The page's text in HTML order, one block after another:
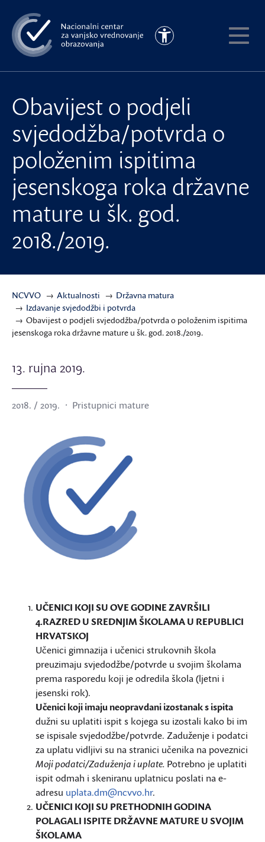
na
glavni
sadržaj
Pristupačnost
Obavijest o podjeli
svjedodžba/potvrda o
položenim ispitima
jesenskoga roka državne
mature u šk. god.
2018./2019.
NCVVO Aktualnosti
Državna matura
Izdavanje svjedodžbi i potvrda
Obavijest o podjeli svjedodžba/potvrda o položenim ispitima
jesenskoga roka državne mature u šk. god. 2018./2019.
13. rujna 2019.
2018. / 2019. Pristupnici mature
UČENICI KOJI SU OVE GODINE ZAVRŠILI
4.RAZRED U SREDNJIM ŠKOLAMA U REPUBLICI
HRVATSKOJ
Učenici gimnazija i učenici strukovnih škola
preuzimaju svjedodžbe/potvrde u svojim školama
prema rasporedu koji je odredila škola (ljetni i
jesenski rok).
Učenici koji imaju neopravdani izostanak s ispita
dužni su uplatiti ispit s kojega su izostali kako bi im
se ispisale svjedodžbe/potvrde. Zaduženje i podatci
za uplatu vidljivi su na stranici učenika na poveznici
Moji podatci/Zaduženja i uplate. Potrebno je uplatiti
ispit odmah i skeniranu uplatnicu poslati na e-
adresu uplata.dm@ncvvo.hr.
UČENICI KOJI SU PRETHODNIH GODINA
POLAGALI ISPITE DRŽAVNE MATURE U SVOJIM
ŠKOLAMA